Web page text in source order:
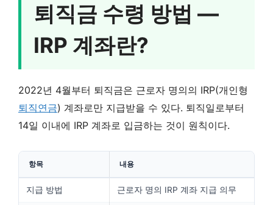
퇴직금 수령 방법 —
IRP 계좌란?
2022년 4월부터 퇴직금은 근로자 명의의 IRP(개인형
퇴직연금) 계좌로만 지급받을 수 있다. 퇴직일로부터
14일 이내에 IRP 계좌로 입금하는 것이 원칙이다.
항목 내용
지급 방법 근로자 명의 IRP 계좌 지급 의무